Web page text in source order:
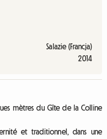
Salazie (Francja)
2014
mètres du Gîte de la Colline
et traditionnel, dans une